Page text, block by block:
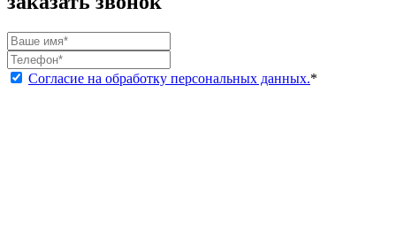
Согласие на обработку персональных данных.*